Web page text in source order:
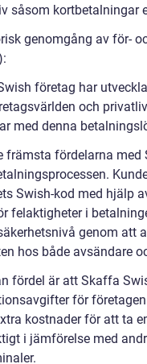
såsom kortbetalningar
genomgång av för-
företag har
och
med denna
främsta fördelarna
Swish-kod med hjälp
felaktigheter i
genom att
hos både avsändare
fördel är att Skaffa
för
kostnader för att ta
i jämförelse med